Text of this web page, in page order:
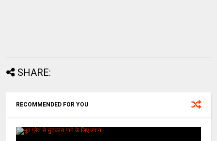
SHARE:
RECOMMENDED FOR YOU